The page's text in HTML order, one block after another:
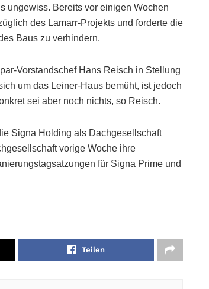
ungewiss. Bereits vor einigen Wochen
des Lamarr-Projekts und forderte die
Baus zu verhindern.
Vorstandschef Hans Reisch in Stellung
um das Leiner-Haus bemüht, ist jedoch
sei aber noch nichts, so Reisch.
Signa Holding als Dachgesellschaft
vorige Woche ihre
für Signa Prime und
Teilen